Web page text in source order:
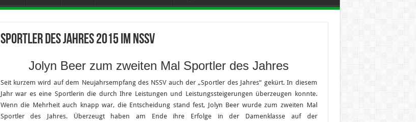
Sportler des Jahres 2015 im NSSV
Jolyn Beer zum zweiten Mal Sportler des Jahres
Seit kurzem wird auf dem Neujahrsempfang des NSSV auch der „Sportler des Jahres“ gekürt. In diesem
Jahr war es eine Sportlerin die durch Ihre Leistungen und Leistungssteigerungen überzeugen konnte.
Wenn die Mehrheit auch knapp war, die Entscheidung stand fest, Jolyn Beer wurde zum zweiten Mal
Sportler des Jahres. Überzeugt haben am Ende ihre Erfolge in der Damenklasse auf der